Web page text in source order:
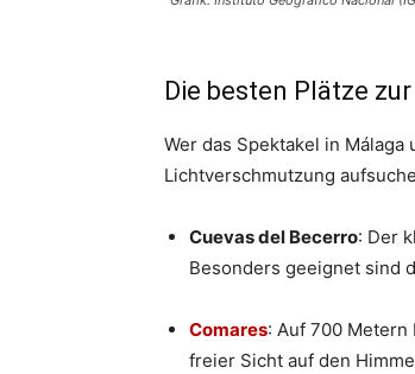
Die besten Plätze
Wer das Spektakel in
Lichtverschmutzung
Cuevas del Becerro: Der
Besonders geeignet sind
Comares: Auf 700
freier Sicht auf den